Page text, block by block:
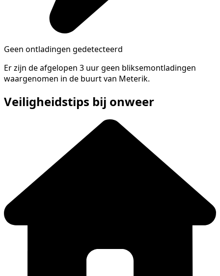
Geen ontladingen gedetecteerd
Er zijn de afgelopen 3 uur geen bliksemontladingen
waargenomen in de buurt van Meterik.
Veiligheidstips bij onweer